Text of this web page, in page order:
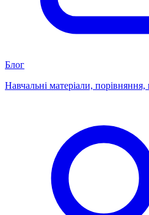
Блог
Навчальні матеріали,